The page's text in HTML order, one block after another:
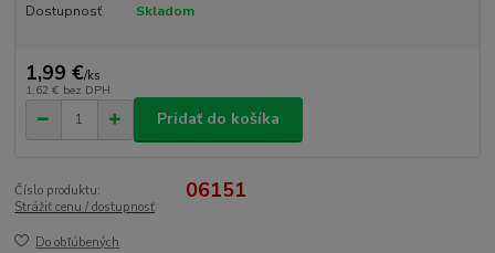
Dostupnosť Skladom
1,99 €/ks
1,62 € bez DPH
Pridať do košíka
Číslo produktu: 06151
Strážiť cenu / dostupnosť
Do obľúbených